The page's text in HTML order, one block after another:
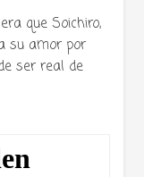
que Soichiro,
su amor por
ser real de